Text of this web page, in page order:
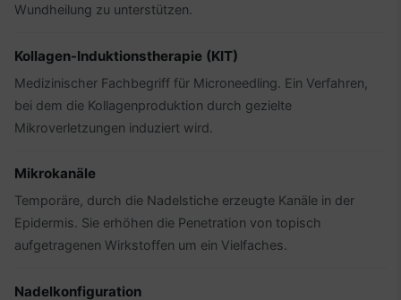
Wundheilung zu unterstützen.
Kollagen-Induktionstherapie (KIT)
Medizinischer Fachbegriff für Microneedling. Ein Verfahren,
bei dem die Kollagenproduktion durch gezielte
Mikroverletzungen induziert wird.
Mikrokanäle
Temporäre, durch die Nadelstiche erzeugte Kanäle in der
Epidermis. Sie erhöhen die Penetration von topisch
aufgetragenen Wirkstoffen um ein Vielfaches.
Nadelkonfiguration